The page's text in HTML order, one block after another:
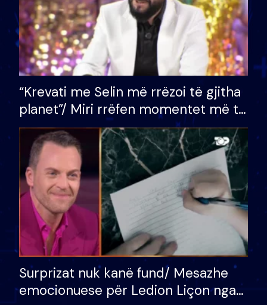
“Krevati me Selin më rrëzoi të gjitha
planet”/ Miri rrëfen momentet më të
bukura në shtëpinë e BB VIP: Do më
mungojë zilja e mëngjesit kur…
Surprizat nuk kanë fund/ Mesazhe
emocionuese për Ledion Liçon nga